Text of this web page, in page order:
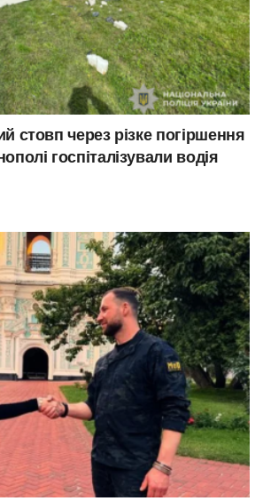
стовп через різке погіршення
госпіталізували водія